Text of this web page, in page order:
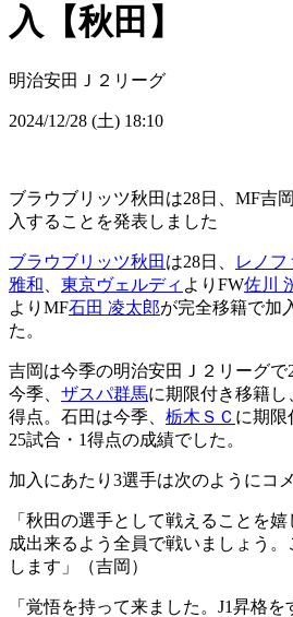
入【秋田】
明治安田Ｊ２リーグ
2024/12/28 (土) 18:10
ブラウブリッツ秋田は28日、MF吉
入することを発表しました
ブラウブリッツ秋田 は28日、 レノフ
雅和
東京ヴェルディ よりFW佐川
よりMF石田 凌太郎が完全移籍で加
た。
吉岡は今季の明治安田Ｊ２リーグで
今季、 ザスパ群馬に期限付き移籍し
得点。石田は今季、 栃木ＳＣ に期限
25試合・1得点の成績でした。
加入にあたり3選手は次のようにコ
「秋田の選手として戦えることを
成出来るよう全員で戦いましょう
します」（吉岡）
「覚悟を持って来ました。J1昇格